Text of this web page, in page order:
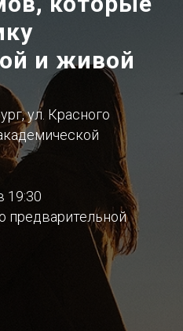
и живой
ул. Красного
19:30
предварительной